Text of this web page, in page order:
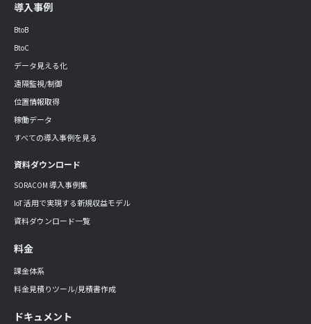
導入事例
BtoB
BtoC
データ見える化
遠隔監視/制御
位置情報取得
稼働データ
すべての導入事例を見る
資料ダウンロード
SORACOM 導入事例集
IoT 活用で実現する新規収益モデル
資料ダウンロード一覧
料金
課金体系
料金見積りツール/見積書作成
ドキュメント